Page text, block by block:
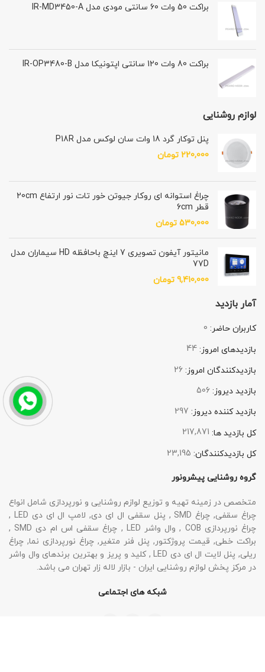
براکت 50 وات 60 سانتی مودی مدل IR-MD3450-A
براکت 80 وات 120 سانتی اپتونیکا مدل IR-OP3480-B
لوازم روشنایی
پنل توکار گرد 18 وات سان لوکس مدل P18R
220,000 تومان
چراغ استوانه ای روکار جیوتن خور تات نور ارتفاع 20cm
قطر 6cm
530,000 تومان
مانیتور آیفون تصویری 7 اینچ باحافظه HD سیماران مدل
77D
9,410,000 تومان
آمار بازدید
کاربران حاضر: 0
بازدیدهای امروز: 44
بازدیدکنندگان امروز: 26
بازدید دیروز: 506
بازدید کننده دیروز: 297
کل بازدید ها: 217,871
کل بازدیدکنند‌گان: 23,195
گروه روشنایی پیشرونور
متخصص در زمینه تهیه و توزیع لوازم روشنایی و نورپردازی شامل انواع
چراغ سقفی, چراغ SMD , پنل سقفی ال ای دی, لامپ ال ای دی LED ,
چراغ نورپردازی COB , وال واشر LED , چراغ سقفی اس ام دی SMD ,
براکت خطی, قیمت پروژکتور, پنل فنر متغیر, چراغ نورپردازی نما, چراغ
ریلی, پنل لایت ال ای دی LED , کلید و پریز و بهترین برندهای وال واشر
در مرکز پخش لوازم روشنایی ایران - بازار لاله زار تهران می باشد.
شبکه های اجتماعی